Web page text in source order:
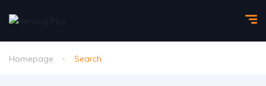
Homepage Search